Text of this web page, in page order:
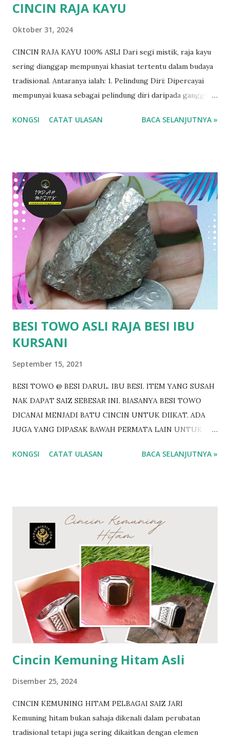
CINCIN RAJA KAYU
Oktober 31, 2024
CINCIN RAJA KAYU 100% ASLI Dari segi mistik, raja kayu
sering dianggap mempunyai khasiat tertentu dalam budaya
tradisional. Antaranya ialah: 1. Pelindung Diri: Dipercayai
mempunyai kuasa sebagai pelindung diri daripada gangguan
sebagai tangkal atau memakai sebagai perhiasan untuk
dalam meditasi atau sebagai alat dalam rawatan tradisional.
3. Penarik Rezeki: Kayu ini juga dipercayai boleh menarik
rezeki atau keberuntungan. Usahawan tradisional
kadangkala meletakkannya di kedai sebagai simbol tuah dan
rezeki yang berlimpah. 4. Menaikkan Aura Kepimpinan: Raja
kayu juga dianggap menaikkan karisma dan daya
kepimpinan. Mereka yang memakai atau memiliki kayu ini
dikatakan mempunyai pengaruh lebih kuat dalam
komunikasi atau perundingan. Dengan izin Allah jua.
BERMINAT? https://bi...
KONGSI CATAT ULASAN BACA SELANJUTNYA »
BESI TOWO ASLI RAJA BESI IBU
KURSANI
September 15, 2021
BESI TOWO @ BESI DARUL. IBU BESI. ITEM YANG SUSAH
NAK DAPAT SAIZ SEBESAR INI. BIASANYA BESI TOWO
DICANAI MENJADI BATU CINCIN UNTUK DIIKAT. ADA
JUGA YANG DIPASAK BAWAH PERMATA LAIN UNTUK
DICANAI UNTUK 6 HINGGA 7 BATU PERMATA. Antara
Memusnahkan ilmu kebal Pengamal ilmu Hitam merasai
panas bila berdekatan dengan pemilik Besi Towo Perisai
ilmu ghaib Jenis batuan yang amat langka. Tidak berkarat
walau direndam lama didalam air Besi towo adalah Besi Ibu
kursani yg menjadi rantai bumi untuk menghapuskan segala
racun yg ada didalam tanah. Nama lain Besi towo dikenali
sebagai besi darul..besi tawar..besi tua..ibu kursani Ramai
para pesilat..perawat..pendekar yg mencarinya.. Besi amat
keras nak prosesnya pun mengambil masa yg lama. Insya
Allah dengan izin-Nya. Berminat? http://www....
KONGSI CATAT ULASAN BACA SELANJUTNYA »
Cincin Kemuning Hitam Asli
Disember 25, 2024
CINCIN KEMUNING HITAM PELBAGAI SAIZ JARI
Kemuning hitam bukan sahaja dikenali dalam perubatan
tradisional tetapi juga sering dikaitkan dengan elemen